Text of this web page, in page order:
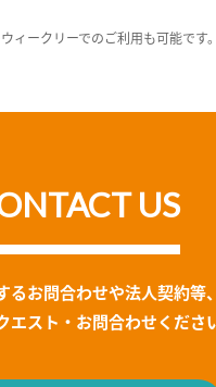
ークリーでのご利用も可能で
US
るお問合わせや法人契約等、
エスト・お問合わせくださ